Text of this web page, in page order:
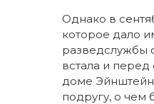
Однако в
которое дало
разведслужбы
встала и
доме
подругу, о чем